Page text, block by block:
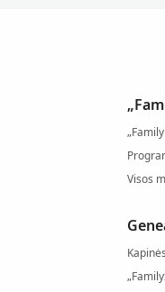
Visos
Kapinės